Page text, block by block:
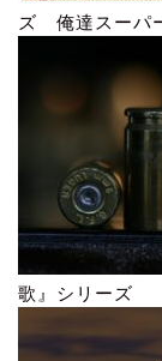
ズ 俺達スーパ
歌』シリーズ